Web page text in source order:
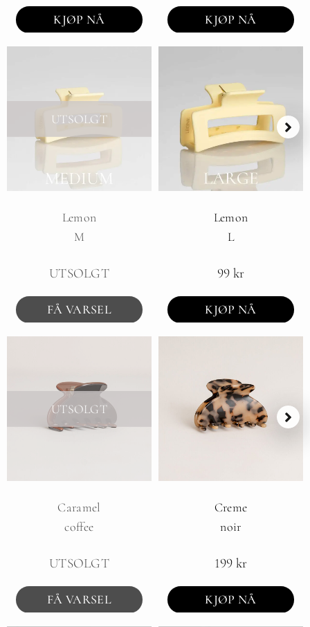
KJØP NÅ KJØP NÅ
UTSOLGT
Lemon
M
UTSOLGT
FÅ VARSEL
Lemon
L
99 kr
KJØP NÅ
UTSOLGT
Caramel
coffee
UTSOLGT
FÅ VARSEL
Creme
noir
199 kr
KJØP NÅ